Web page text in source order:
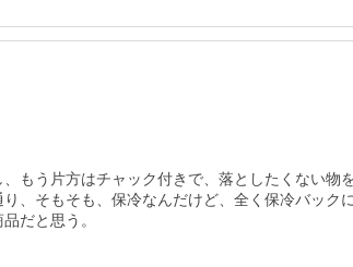
もう片方はチャック付きで、落としたくない物
、そもそも、保冷なんだけど、全く保冷バック
だと思う。